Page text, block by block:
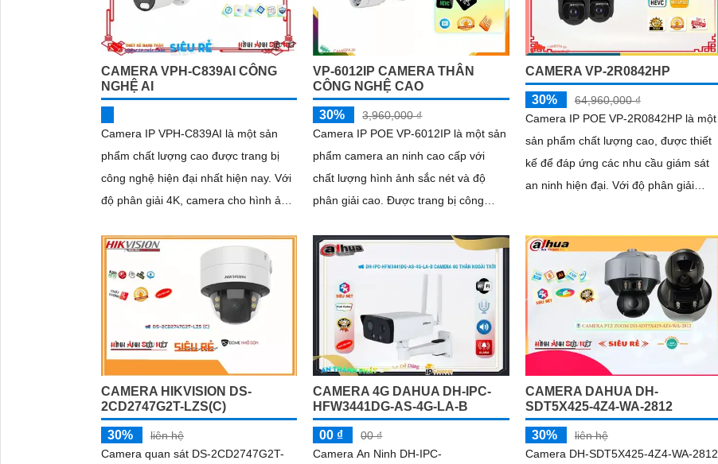
CAMERA VPH-C839AI CÔNG
NGHỆ AI
Camera IP VPH-C839AI là một sản
phẩm chất lượng cao được trang bị
công nghệ hiện đại nhất hiện nay. Với
độ phân giải 4K, camera cho hình ảnh
VP-6012IP CAMERA THÂN
CÔNG NGHỆ CAO
30%
3,960,000 ₫
Camera IP POE VP-6012IP là một sản
phẩm camera an ninh cao cấp với
chất lượng hình ảnh sắc nét và độ
phân giải cao. Được trang bị công
tiết kiệm thời gian và công sức trong
việc cấu hình và cài đặt
CAMERA VP-2R0842HP
30%
64,960,000 ₫
Camera IP POE VP-2R0842HP là một
sản phẩm chất lượng cao, được thiết
kế để đáp ứng các nhu cầu giám sát
an ninh hiện đại. Với độ phân giải
mọi sự kiện một cách rõ ràng
CAMERA HIKVISION DS-
2CD2747G2T-LZS(C)
30%
liên hệ
Camera quan sát DS-2CD2747G2T-
CAMERA 4G DAHUA DH-IPC-
HFW3441DG-AS-4G-LA-B
00 ₫
00 ₫
Camera An Ninh DH-IPC-
CAMERA DAHUA DH-
SDT5X425-4Z4-WA-2812
30%
liên hệ
Camera DH-SDT5X425-4Z4-WA-2812